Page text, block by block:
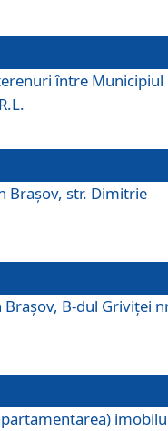
între Municipiul
Braşov, str. Dimitrie
B-dul Griviţei